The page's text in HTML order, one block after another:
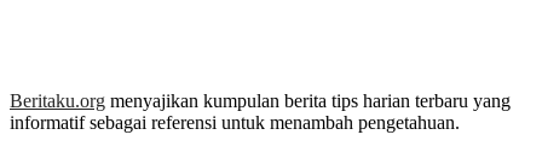
Beritaku.org menyajikan kumpulan berita tips harian terbaru yang
informatif sebagai referensi untuk menambah pengetahuan.